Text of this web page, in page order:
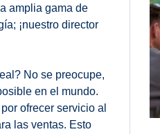
amplia gama de
¡nuestro director
No se preocupe,
en el mundo.
ofrecer servicio al
las ventas. Esto